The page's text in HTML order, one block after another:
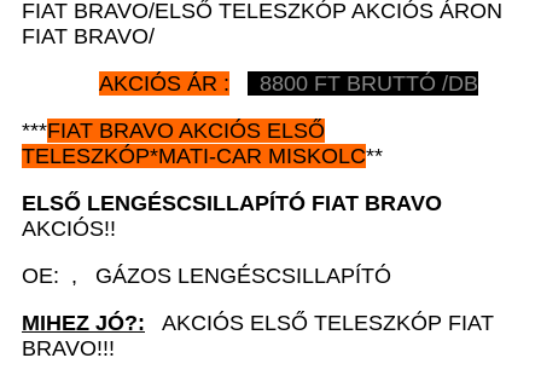
FIAT BRAVO/ELSŐ TELESZKÓP AKCIÓS ÁRON
FIAT BRAVO/
AKCIÓS ÁR :
8800 FT BRUTTÓ /DB
***FIAT BRAVO AKCIÓS ELSŐ
TELESZKÓP*MATI-CAR MISKOLC**
ELSŐ LENGÉSCSILLAPÍTÓ FIAT BRAVO
AKCIÓS!!
OE: , GÁZOS LENGÉSCSILLAPÍTÓ
MIHEZ JÓ?: AKCIÓS ELSŐ TELESZKÓP FIAT
BRAVO!!!